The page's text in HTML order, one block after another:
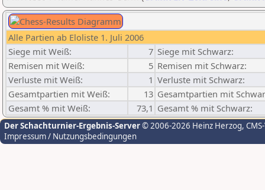
Alle Partien ab Eloliste 1. Juli 2006
Siege mit Weiß:
7 Siege mit Schwarz:
Remisen mit Weiß:
5 Remisen mit Schwarz:
Verluste mit Weiß:
1 Verluste mit Schwarz:
Gesamtpartien mit Weiß:
13 Gesamtpartien mit
Gesamt % mit Weiß:
73,1 Gesamt % mit Schwarz:
Der Schachturnier-Ergebnis-Server© 2006-2026 Heinz Herzog,
Impressum / Nutzungsbedingungen